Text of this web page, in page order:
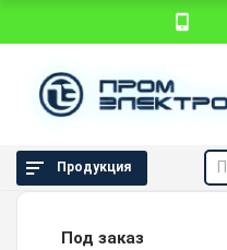
Продукция
Под заказ